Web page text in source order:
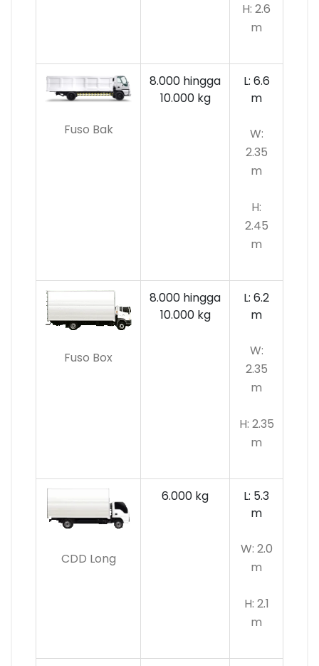
H: 2.6
m
Fuso Bak
8.000 hingga
10.000kg
L: 6.6
m
W:
2.35
m
H:
2.45
m
Fuso Box
8.000 hingga
10.000 kg
L: 6.2
m
W:
2.35
m
H: 2.35
m
CDD Long
6.000 kg
L: 5.3
m
W: 2.0
m
H: 2.1
m